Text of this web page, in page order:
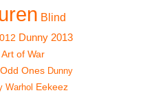
Blind
Dunny 2013
of War
Ones Dunny
Warhol Eekeez